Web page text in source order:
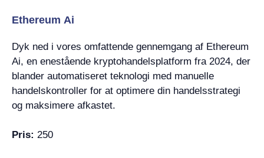
Ethereum Ai
Dyk ned i vores omfattende gennemgang af Ethereum
Ai, en enestående kryptohandelsplatform fra 2024, der
blander automatiseret teknologi med manuelle
handelskontroller for at optimere din handelsstrategi
og maksimere afkastet.
Pris: 250